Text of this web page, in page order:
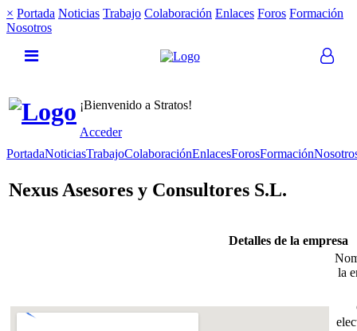
× Portada Noticias Trabajo Colaboración Enlaces Foros Formación
Nosotros
¡Bienvenido a Stratos!
Acceder
PortadaNoticiasTrabajoColaboraciónEnlacesForosFormación
Nexus Asesores y Consultores S.L.
Detalles de la empresa
la